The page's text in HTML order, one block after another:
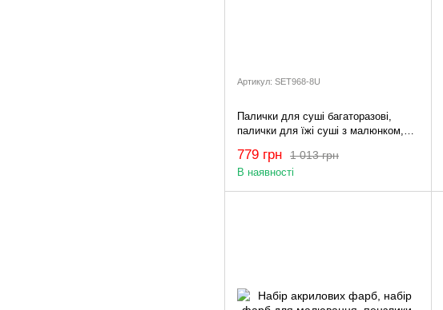
Артикул: SET968-8U
Палички для суші багаторазові,
палички для їжі суші з малюнком,
підставками SET968-8U
1 013 грн
779 грн
В наявності